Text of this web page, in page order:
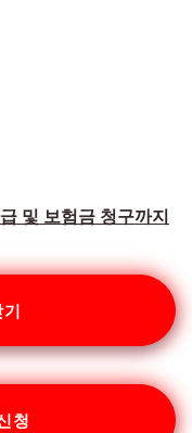
및 보험금 청구까지
청